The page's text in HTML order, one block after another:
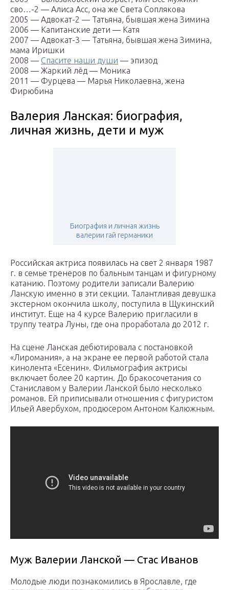
сво…-2 — Алиса Асс, она же Света Соплякова
2005 — Адвокат-2 — Татьяна, бывшая жена Зимина
2006 — Капитанские дети — Катя
2007 — Адвокат-3 — Татьяна, бывшая жена Зимина,
мама Иришки
2008 — Спасите наши души — эпизод
2008 — Жаркий лёд — Моника
2011 — Фурцева — Марья Николаевна, жена
Фирюбина
Валерия Ланская: биография,
личная жизнь, дети и муж
Биография и личная жизнь
валерии гай германики
Российская актриса появилась на свет 2 января 1987
г. в семье тренеров по бальным танцам и фигурному
катанию. Поэтому родители записали Валерию
Ланскую именно в эти секции. Талантливая девушка
экстерном окончила школу, поступила в Щукинский
институт. Еще на 4 курсе Валерию пригласили в
труппу театра Луны, где она проработала до 2012 г.
На сцене Ланская дебютировала с постановкой
«Лиромания», а на экране ее первой работой стала
кинолента «Есенин». Фильмография актрисы
включает более 20 картин. До бракосочетания со
Станиславом у Валерии Ланской было несколько
романов. Ей приписывали отношения с фигуристом
Ильей Авербухом, продюсером Антоном Калюжным.
Муж Валерии Ланской — Стас Иванов
Молодые люди познакомились в Ярославле, где